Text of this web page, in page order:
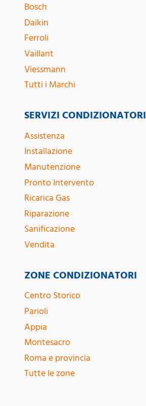
Bosch
Daikin
Ferroli
Vaillant
Viessmann
Tutti i Marchi
ZONE CONDIZIONATORI
Centro Storico
Parioli
Appia
Montesacro
Roma e provincia
Tutte le zone
SERVIZI CONDIZIONATORI
Assistenza
Installazione
Manutenzione
Pronto Intervento
Ricarica Gas
Riparazione
Sanificazione
Vendita